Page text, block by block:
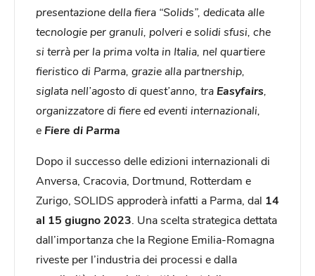
presentazione della fiera “Solids”, dedicataalle
tecnologie per granuli, polveri e solidi sfusi, che
si terrà per la prima volta in Italia, nel quartiere
fieristico di Parma, grazie alla partnership,
siglata nell’agosto di quest’anno, tra Easyfairs
organizzatore di fiere ed eventi internazionali,
e Fiere di Parma
Dopo il successo delle edizioni internazionali di
Anversa, Cracovia, Dortmund, Rotterdam e
Zurigo, SOLIDS approderà infatti a Parma, dal 14
al 15 giugno 2023 . Una scelta strategica dettata
dall’importanza che la Regione Emilia-Romagna
riveste per l’industria dei processi e dalla